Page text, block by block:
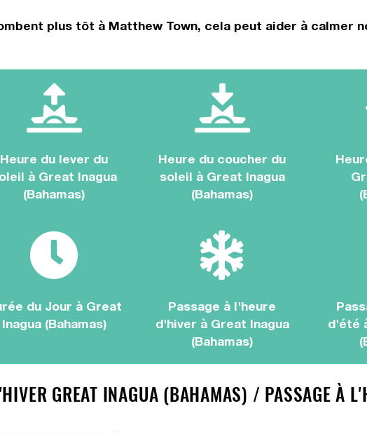
plus tôt à Matthew Town, cela peut aider à calmer
Heure du lever du
à Great Inagua
(Bahamas)
Heure du coucher du
soleil à Great Inagua
(Bahamas)
du Jour à Great
Inagua (Bahamas)
Passage à l'heure
d'hiver à Great Inagua
(Bahamas)
d'été
GREAT INAGUA (BAHAMAS) / PASSAGE À